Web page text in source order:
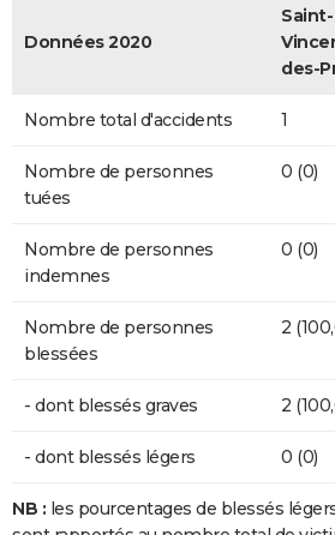
Données 2020
Saint-
des-
Nombre total d'accidents 1
Nombre de personnes
tuées
0 (0)
Nombre de personnes
indemnes
0 (0)
Nombre de personnes
blessées
2
- dont blessés graves 2
- dont blessés légers 0 (0)
NB : les pourcentages de blessés